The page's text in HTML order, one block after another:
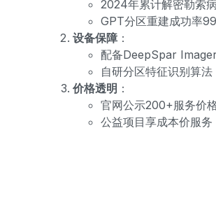
2024年累计解密勒索
GPT分区重建成功率
设备保障 ：
配备DeepSpar
自研分区特征识别算法
价格透明 ：
官网公示200+服务价
公益项目享成本价服务